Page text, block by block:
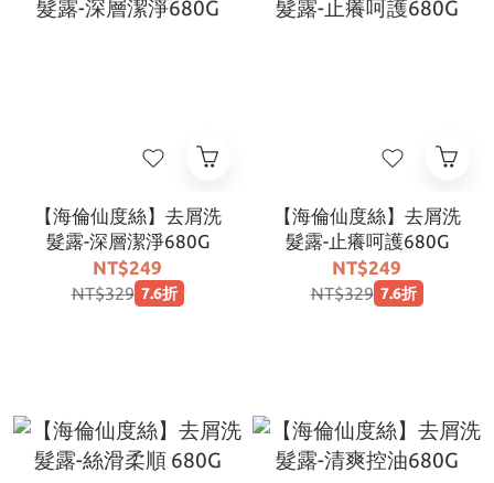
【海倫仙度絲】去屑洗
髮露-深層潔淨680G
NT$249
NT$329 7.6折
【海倫仙度絲】去屑洗
髮露-止癢呵護680G
NT$249
NT$329 7.6折